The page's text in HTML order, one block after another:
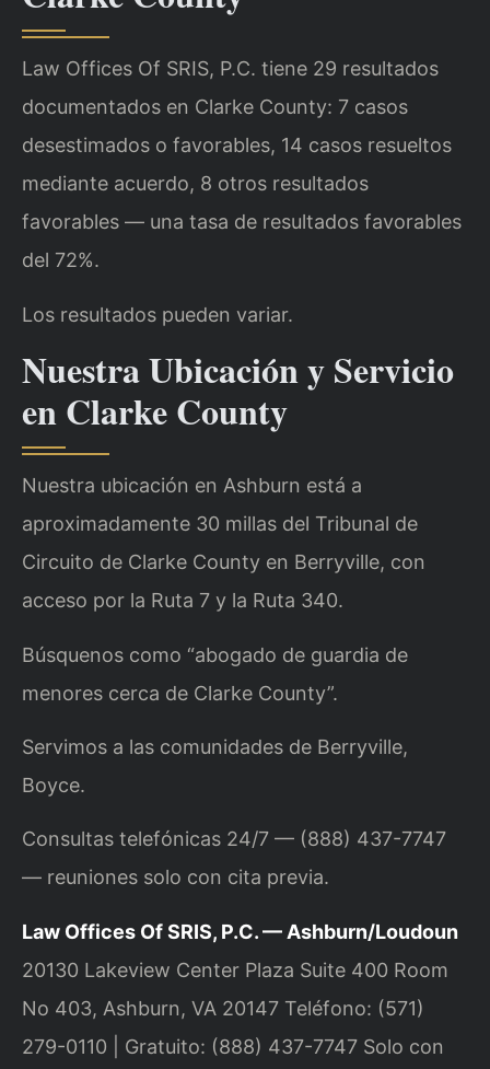
Law Offices Of SRIS, P.C. tiene 29 resultados
documentados en Clarke County: 7 casos
desestimados o favorables, 14 casos resueltos
mediante acuerdo, 8 otros resultados
favorables — una tasa de resultados favorables
del 72%.
Los resultados pueden variar.
Nuestra Ubicación y Servicio
en Clarke County
Nuestra ubicación en Ashburn está a
aproximadamente 30 millas del Tribunal de
Circuito de Clarke County en Berryville, con
acceso por la Ruta 7 y la Ruta 340.
Búsquenos como “abogado de guardia de
menores cerca de Clarke County”.
Servimos a las comunidades de Berryville,
Boyce.
Consultas telefónicas 24/7 — (888) 437-7747
— reuniones solo con cita previa.
Law Offices Of SRIS, P.C. — Ashburn/Loudoun
20130 Lakeview Center Plaza Suite 400 Room
No 403, Ashburn, VA 20147 Teléfono: (571)
279-0110 | Gratuito: (888) 437-7747 Solo con